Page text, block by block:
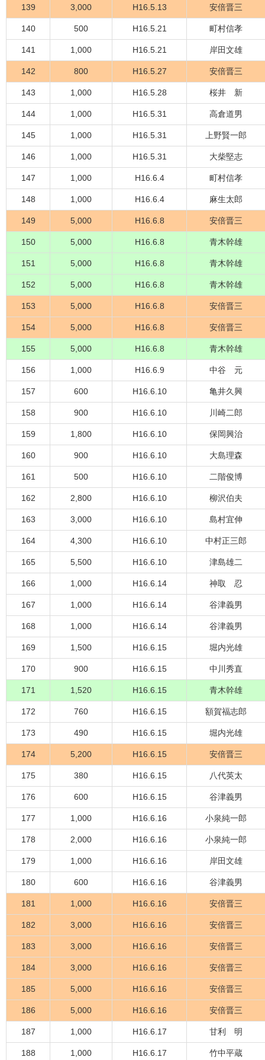
139 3,000 H16.5.13 安倍晋三
140 500 H16.5.21 町村信孝
141 1,000 H16.5.21 岸田文雄
142 800 H16.5.27 安倍晋三
143 1,000 H16.5.28 桜井 新
144 1,000 H16.5.31 高倉道男
145 1,000 H16.5.31 上野賢一郎
146 1,000 H16.5.31 大柴堅志
147 1,000 H16.6.4 町村信孝
148 1,000 H16.6.4 麻生太郎
149 5,000 H16.6.8 安倍晋三
150 5,000 H16.6.8 青木幹雄
151 5,000 H16.6.8 青木幹雄
152 5,000 H16.6.8 青木幹雄
153 5,000 H16.6.8 安倍晋三
154 5,000 H16.6.8 安倍晋三
155 5,000 H16.6.8 青木幹雄
156 1,000 H16.6.9 中谷 元
157 600 H16.6.10 亀井久興
158 900 H16.6.10 川崎二郎
159 1,800 H16.6.10 保岡興治
160 900 H16.6.10 大島理森
161 500 H16.6.10 二階俊博
162 2,800 H16.6.10 柳沢伯夫
163 3,000 H16.6.10 島村宜伸
164 4,300 H16.6.10 中村正三郎
165 5,500 H16.6.10 津島雄二
166 1,000 H16.6.14 神取 忍
167 1,000 H16.6.14 谷津義男
168 1,000 H16.6.14 谷津義男
169 1,500 H16.6.15 堀内光雄
170 900 H16.6.15 中川秀直
171 1,520 H16.6.15 青木幹雄
172 760 H16.6.15 額賀福志郎
173 490 H16.6.15 堀内光雄
174 5,200 H16.6.15 安倍晋三
175 380 H16.6.15 八代英太
176 600 H16.6.15 谷津義男
177 1,000 H16.6.16 小泉純一郎
178 2,000 H16.6.16 小泉純一郎
179 1,000 H16.6.16 岸田文雄
180 600 H16.6.16 谷津義男
181 1,000 H16.6.16 安倍晋三
182 3,000 H16.6.16 安倍晋三
183 3,000 H16.6.16 安倍晋三
184 3,000 H16.6.16 安倍晋三
185 5,000 H16.6.16 安倍晋三
186 5,000 H16.6.16 安倍晋三
187 1,000 H16.6.17 甘利 明
188 1,000 H16.6.17 竹中平蔵